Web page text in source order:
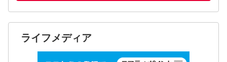
ライフメディア